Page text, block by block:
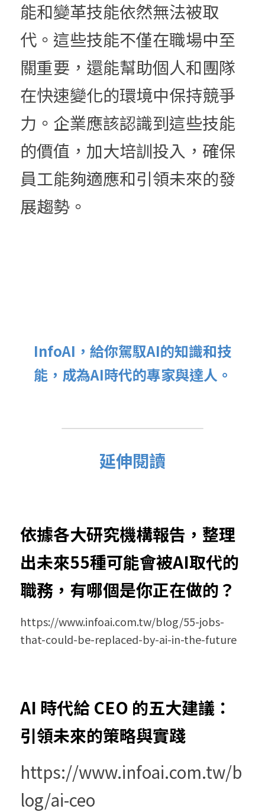
能和變革技能依然無法被取
代。這些技能不僅在職場中至
關重要，還能幫助個人和團隊
在快速變化的環境中保持競爭
力。企業應該認識到這些技能
的價值，加大培訓投入，確保
員工能夠適應和引領未來的發
展趨勢。
InfoAI，給你駕馭AI的知識和技
能，成為AI時代的專家與達人。
延伸閱讀
依據各大研究機構報告，整理
出未來55種可能會被AI取代的
職務，有哪個是你正在做的？
https://www.infoai.com.tw/blog/55-jobs-
that-could-be-replaced-by-ai-in-the-future
AI 時代給 CEO 的五大建議：
引領未來的策略與實踐
https://www.infoai.com.tw/b
log/ai-ceo